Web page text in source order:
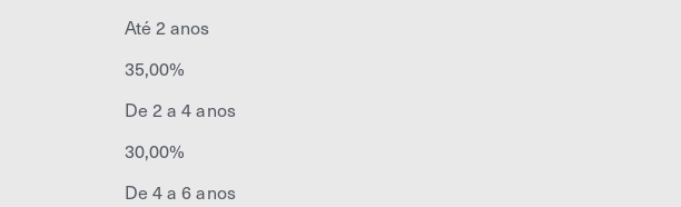
Até 2 anos
35,00%
De 2 a 4 anos
30,00%
De 4 a 6 anos